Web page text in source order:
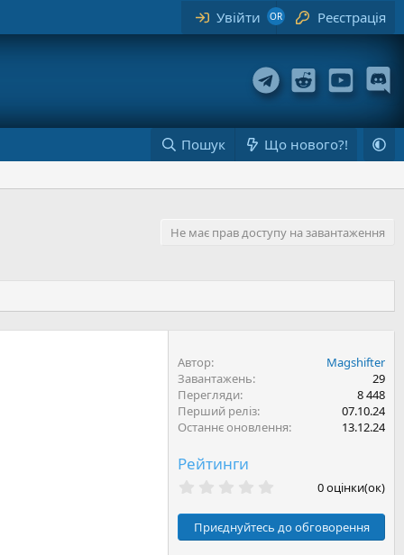
Увійти Реєстрація
Пошук Що нового?!
Не має прав доступу на завантаження
Автор
Magshifter
Завантажень
29
Перегляди
8 448
Перший реліз
07.10.24
Останнє оновлення
13.12.24
Рейтинги
0
0
з
0 оцінки(ок)
Приєднуйтесь до обговорення